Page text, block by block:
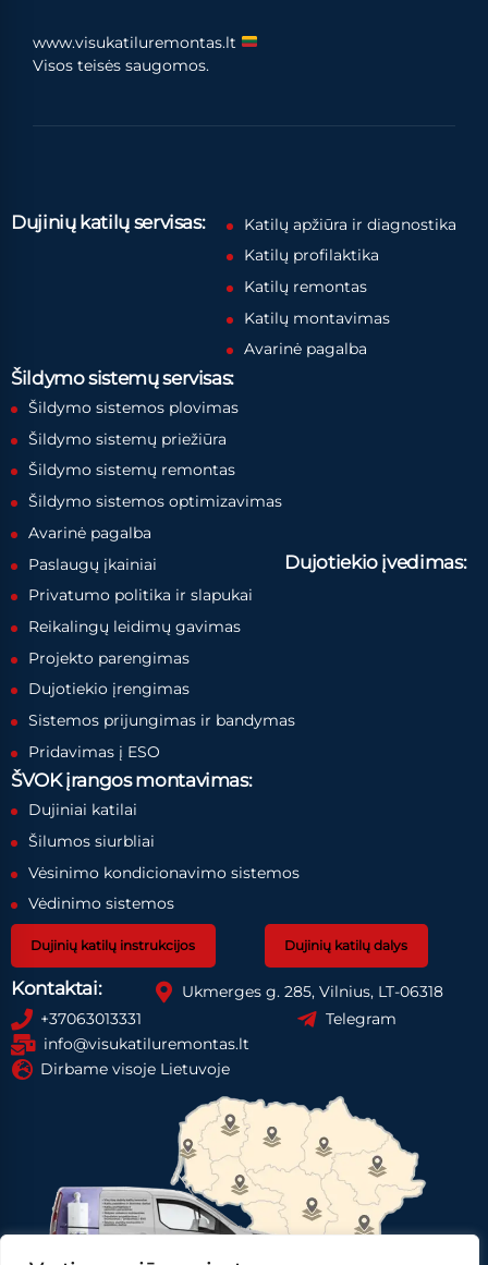
www.visukatiluremontas.lt
Visos teisės saugomos.
Dujinių katilų servisas:
Katilų apžiūra ir diagnostika
Katilų profilaktika
Katilų remontas
Katilų montavimas
Avarinė pagalba
Šildymo sistemų servisas:
Šildymo sistemos plovimas
Šildymo sistemų priežiūra
Šildymo sistemų remontas
Šildymo sistemos optimizavimas
Avarinė pagalba
Paslaugų įkainiai
Privatumo politika ir slapukai
Dujotiekio įvedimas:
Reikalingų leidimų gavimas
Projekto parengimas
Dujotiekio įrengimas
Sistemos prijungimas ir bandymas
Pridavimas į ESO
ŠVOK įrangos montavimas:
Dujiniai katilai
Šilumos siurbliai
Vėsinimo kondicionavimo sistemos
Vėdinimo sistemos
Dujinių katilų instrukcijos Dujinių katilų dalys
Kontaktai:
Ukmerges g. 285, Vilnius, LT-06318
+37063013331
Telegram
info@visukatiluremontas.lt
Dirbame visoje Lietuvoje